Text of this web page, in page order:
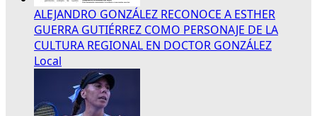
ALEJANDRO GONZÁLEZ RECONOCE A ESTHER
GUERRA GUTIÉRREZ COMO PERSONAJE DE LA
CULTURA REGIONAL EN DOCTOR GONZÁLEZ
Local